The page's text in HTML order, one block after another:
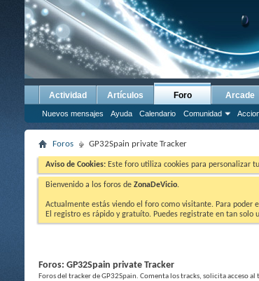
Actividad Artículos Foro
Nuevos mensajes Ayuda Calendario Comunidad
Arcade
Foros GP32Spain private Tracker
Aviso de Cookies: Este foro utiliza cookies para personalizar
Bienvenido a los foros de ZonaDeVicio.
Actualmente estás viendo el foro como visitante. Para poder
El registro es rápido y gratuíto. Puedes registrate en tan solo
Foros: GP32Spain private Tracker
Foros del tracker de GP32Spain. Comenta los tracks, solicita acceso